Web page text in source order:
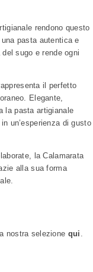
rendono questo
pasta autentica e
sugo e rende ogni
il perfetto
Elegante,
la pasta artigianale
un’esperienza di gusto
la Calamarata
alla sua forma
nostra selezione qui